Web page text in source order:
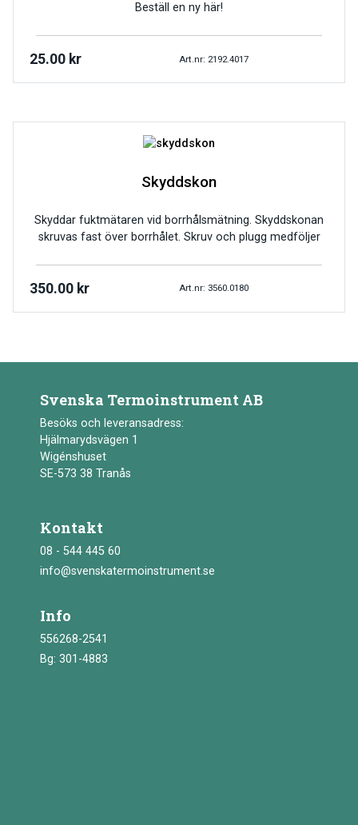
Beställ en ny här!
25.00 kr Art.nr: 2192.4017
Skyddskon
Skyddar fuktmätaren vid borrhålsmätning. Skyddskonan
skruvas fast över borrhålet. Skruv och plugg medföljer
350.00 kr Art.nr: 3560.0180
Svenska Termoinstrument AB
Besöks och leveransadress:
Hjälmarydsvägen 1
Wigénshuset
SE-573 38 Tranås
Kontakt
08 - 544 445 60
info@svenskatermoinstrument.se
Info
556268-2541
Bg: 301-4883